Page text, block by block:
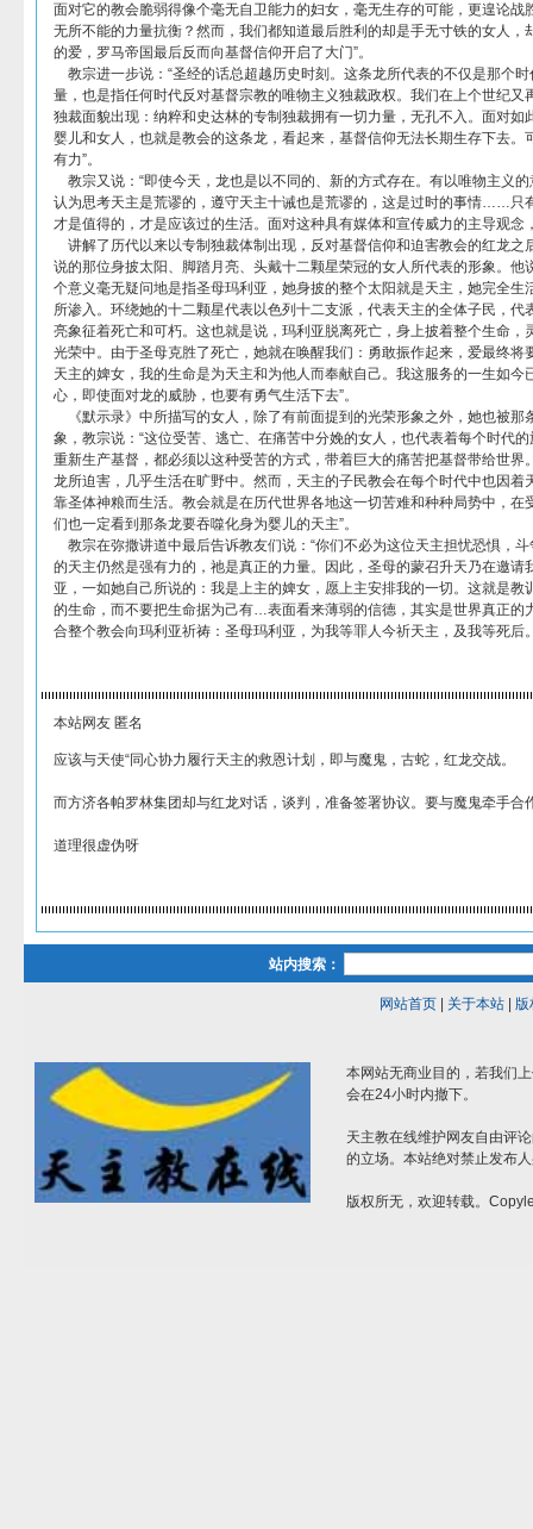
面对它的教会脆弱得像个毫无自卫能力的妇女，毫无生存的可能，更遑论战
无所不能的力量抗衡？然而，我们都知道最后胜利的却是手无寸铁的女人，
的爱，罗马帝国最后反而向基督信仰开启了大门”。
教宗进一步说：“圣经的话总超越历史时刻。这条龙所代表的不仅是那个
量，也是指任何时代反对基督宗教的唯物主义独裁政权。我们在上个世纪又
独裁面貌出现：纳粹和史达林的专制独裁拥有一切力量，无孔不入。面对如
婴儿和女人，也就是教会的这条龙，看起来，基督信仰无法长期生存下去。
有力”。
教宗又说：“即使今天，龙也是以不同的、新的方式存在。有以唯物主义
认为思考天主是荒谬的，遵守天主十诫也是荒谬的，这是过时的事情……只
才是值得的，才是应该过的生活。面对这种具有媒体和宣传威力的主导观念
讲解了历代以来以专制独裁体制出现，反对基督信仰和迫害教会的红龙之
说的那位身披太阳、脚踏月亮、头戴十二颗星荣冠的女人所代表的形象。他
个意义毫无疑问地是指圣母玛利亚，她身披的整个太阳就是天主，她完全生
所渗入。环绕她的十二颗星代表以色列十二支派，代表天主的全体子民，代
亮象征着死亡和可朽。这也就是说，玛利亚脱离死亡，身上披着整个生命，
光荣中。由于圣母克胜了死亡，她就在唤醒我们：勇敢振作起来，爱最终将
天主的婢女，我的生命是为天主和为他人而奉献自己。我这服务的一生如今
心，即使面对龙的威胁，也要有勇气生活下去”。
《默示录》中所描写的女人，除了有前面提到的光荣形象之外，她也被那
象，教宗说：“这位受苦、逃亡、在痛苦中分娩的女人，也代表着每个时代
重新生产基督，都必须以这种受苦的方式，带着巨大的痛苦把基督带给世界
龙所迫害，几乎生活在旷野中。然而，天主的子民教会在每个时代中也因着
靠圣体神粮而生活。教会就是在历代世界各地这一切苦难和种种局势中，
们也一定看到那条龙要吞噬化身为婴儿的天主”。
教宗在弥撒讲道中最后告诉教友们说：“你们不必为这位天主担忧恐惧，
的天主仍然是强有力的，祂是真正的力量。因此，圣母的蒙召升天乃在邀请
亚，一如她自己所说的：我是上主的婢女，愿上主安排我的一切。这就是教
的生命，而不要把生命据为己有…表面看来薄弱的信德，其实是世界真正的
合整个教会向玛利亚祈祷：圣母玛利亚，为我等罪人今祈天主，及我等死后
本站网友 匿名
应该与天使“同心协力履行天主的救恩计划，即与魔鬼，古蛇，红龙交战。
而方济各帕罗林集团却与红龙对话，谈判，准备签署协议。要与魔鬼牵手合
道理很虚伪呀
站内搜索：
网站首页| 关于本站| 版
本网站无商业目的，若我们
会在24小时内撤下。
天主教在线维护网友自由评
的立场。本站绝对禁止发布
版权所无，欢迎转载。